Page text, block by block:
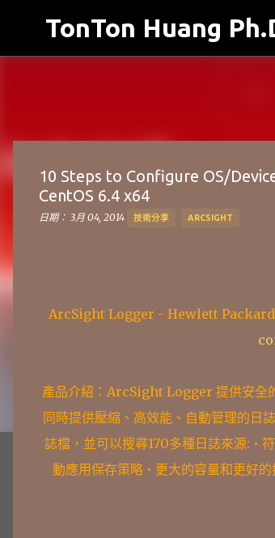
TonTon Huang
10 Steps to Configure OS/
CentOS 6.4 x64
日期： 3月 04, 2014 技術分享 ARCSIGHT
ArcSight Logger - Hewlett
產品介紹：ArcSight Logger 提供安全
同時提供壓縮、高效能、自動管理的日
誌檔，並可以搜尋170多種日誌來源: •
動應用保存策略 • 更大的容量和更好